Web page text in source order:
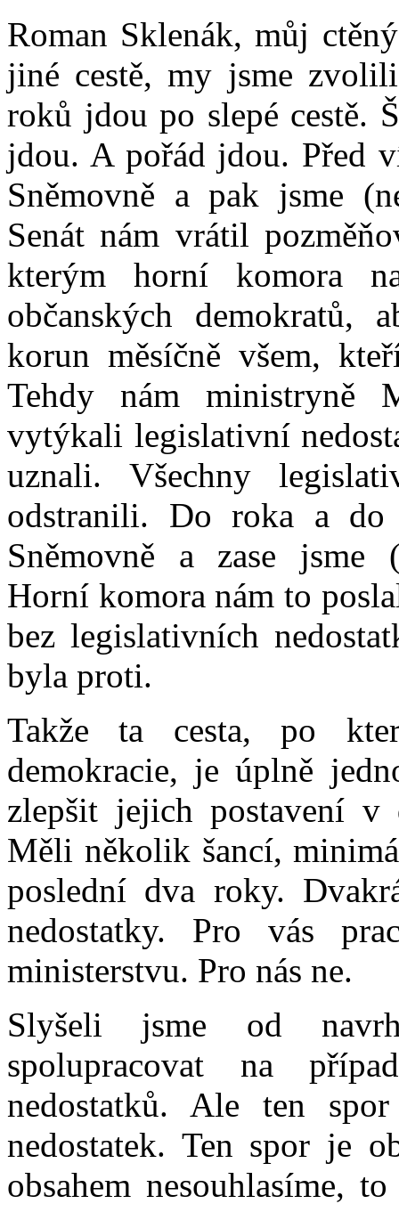
Roman Sklenák, můj
jiné cestě, my jsme
roků jdou po slepé cestě.
jdou. A pořád jdou. Před
Sněmovně a pak jsme
Senát nám vrátil
kterým horní komora
občanských demokratů,
korun měsíčně všem,
Tehdy nám ministryně
vytýkali legislativní
uznali. Všechny
odstranili. Do roka a
Sněmovně a zase jsme
Horní komora nám to
bez legislativních
byla proti.
Takže ta cesta, po
demokracie, je úplně
zlepšit jejich postavení v
Měli několik šancí,
poslední dva roky.
nedostatky. Pro vás
ministerstvu. Pro nás ne.
Slyšeli jsme od
spolupracovat na
nedostatků. Ale ten
nedostatek. Ten spor je
obsahem nesouhlasíme,